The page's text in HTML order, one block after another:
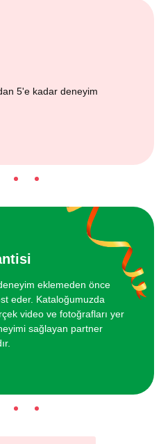
5'e kadar deneyim
eklemeden önce
eder. Kataloğumuzda
video ve fotoğrafları yer
sağlayan partner